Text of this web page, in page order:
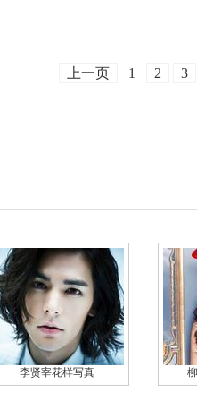
上一页 1 2 3
李贤宰花样写真